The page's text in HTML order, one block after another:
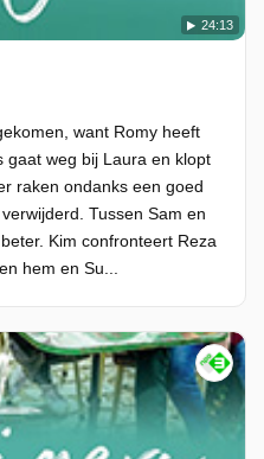
24:13
want Romy heeft
gaat weg bij Laura en klopt
raken ondanks een goed
Tussen Sam en
Kim confronteert Reza
hem en Su...